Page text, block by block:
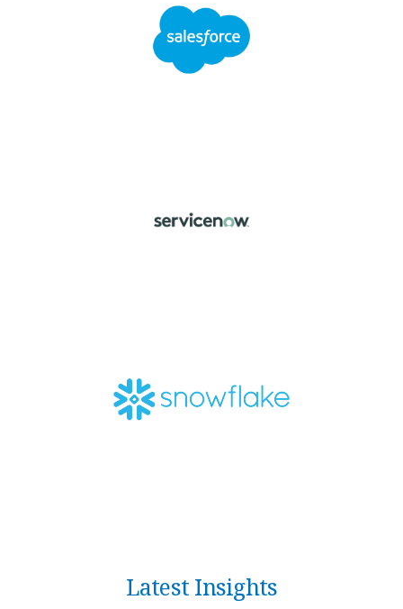
Latest Insights